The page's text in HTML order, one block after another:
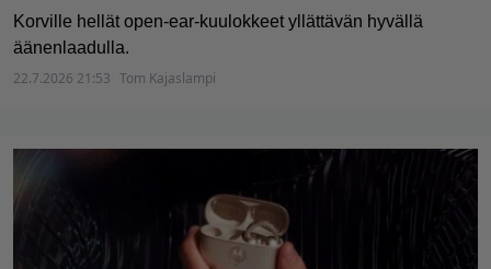
Korville hellät open-ear-kuulokkeet yllättävän hyvällä
äänenlaadulla.
22.7.2026 21:53 Tom Kajaslampi